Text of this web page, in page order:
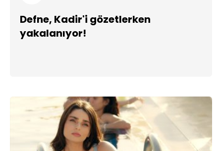
Defne, Kadir'i gözetlerken
yakalanıyor!